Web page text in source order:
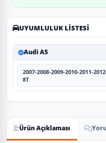
UYUMLULUK LISTESI
Audi A5
2007-2008-2009-2010-2011-
8T
Ürün Açıklaması